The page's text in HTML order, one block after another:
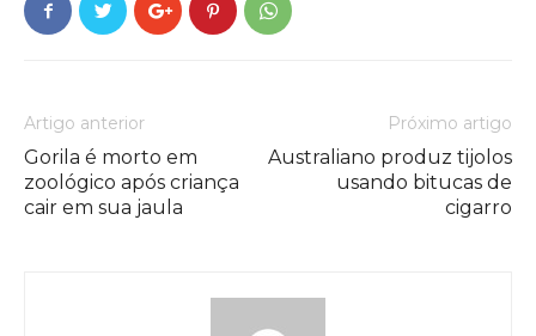
Artigo anterior
Gorila é morto em
zoológico após criança
cair em sua jaula
Próximo artigo
Australiano produz tijolos
usando bitucas de
cigarro